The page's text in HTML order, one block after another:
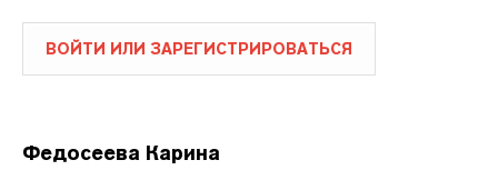
ВОЙТИ ИЛИ ЗАРЕГИСТРИРОВАТЬСЯ
Федосеева Карина